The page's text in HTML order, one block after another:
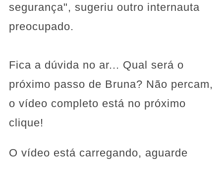
segurança", sugeriu outro internauta
preocupado.
Fica a dúvida no ar... Qual será o
próximo passo de Bruna? Não percam,
o vídeo completo está no próximo
clique!
O vídeo está carregando, aguarde